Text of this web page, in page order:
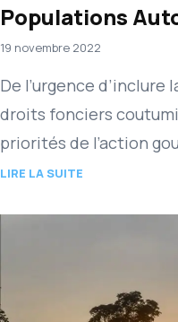
Populations
du département
19 novembre 2022
De l’urgence
droits fonciers
priorités de l’action
LIRE LA SUITE